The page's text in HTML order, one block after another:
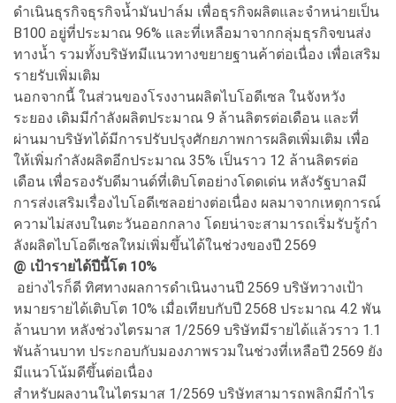
ดำเนินธุรกิจธุรกิจน้ำมันปาล์ม เพื่อธุรกิจผลิตและจำหน่ายเป็น
B100 อยู่ที่ประมาณ 96% และที่เหลือมาจากกลุ่มธุรกิจขนส่ง
ทางน้ำ รวมทั้งบริษัทมีแนวทางขยายฐานค้าต่อเนื่อง เพื่อเสริม
รายรับเพิ่มเติม
นอกจากนี้ ในส่วนของโรงงานผลิตไบโอดีเซล ในจังหวัง
ระยอง เดิมมีกำลังผลิตประมาณ 9 ล้านลิตรต่อเดือน และที่
ผ่านมาบริษัทได้มีการปรับปรุงศักยภาพการผลิตเพิ่มเติม เพื่อ
ให้เพิ่มกำลังผลิตอีกประมาณ 35% เป็นราว 12 ล้านลิตรต่อ
เดือน เพื่อรองรับดีมานด์ที่เติบโตอย่างโดดเด่น หลังรัฐบาลมี
การส่งเสริมเรื่องไบโอดีเซลอย่างต่อเนื่อง ผลมาจากเหตุการณ์
ความไม่สงบในตะวันออกกลาง โดยน่าจะสามารถเริ่มรับรู้กำ
ลังผลิตไบโอดีเซลใหม่เพิ่มขึ้นได้ในช่วงของปี 2569
@ เป้ารายได้ปีนี้โต 10%
อย่างไรก็ดี ทิศทางผลการดำเนินงานปี 2569 บริษัทวางเป้า
หมายรายได้เติบโต 10% เมื่อเทียบกับปี 2568 ประมาณ 4.2 พัน
ล้านบาท หลังช่วงไตรมาส 1/2569 บริษัทมีรายได้แล้วราว 1.1
พันล้านบาท ประกอบกับมองภาพรวมในช่วงที่เหลือปี 2569 ยัง
มีแนวโน้มดีขึ้นต่อเนื่อง
สำหรับผลงานในไตรมาส 1/2569 บริษัทสามารถพลิกมีกำไร